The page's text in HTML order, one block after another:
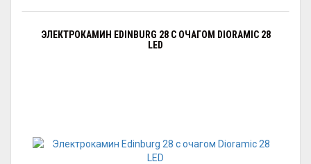
ЭЛЕКТРОКАМИН EDINBURG 28 С ОЧАГОМ DIORAMIC 28
LED